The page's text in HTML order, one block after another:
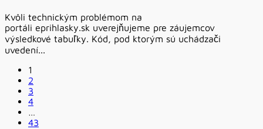
Kvôli technickým problémom na
portáli eprihlasky.sk uverejňujeme pre záujemcov
výsledkové tabuľky. Kód, pod ktorým sú uchádzači
uvedení...
1
2
3
4
…
43